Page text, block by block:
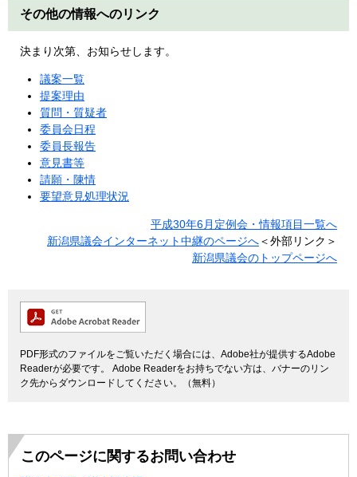
その他の情報へのリンク
決まり次第、お知らせします。
議案一覧
提案理由
質問・質疑者
委員会日程
委員長報告
意見書等
請願・陳情
要望意見処理状況
平成30年6月定例会・情報項目一覧へ
新潟県議会インターネット中継のページへ＜外部リンク＞
新潟県議会のトップページへ
PDF形式のファイルをご覧いただく場合には、Adobe社が提供するAdobe
Readerが必要です。
Adobe Readerをお持ちでない方は、バナーのリン
ク先からダウンロードしてください。（無料）
このページに関するお問い合わせ